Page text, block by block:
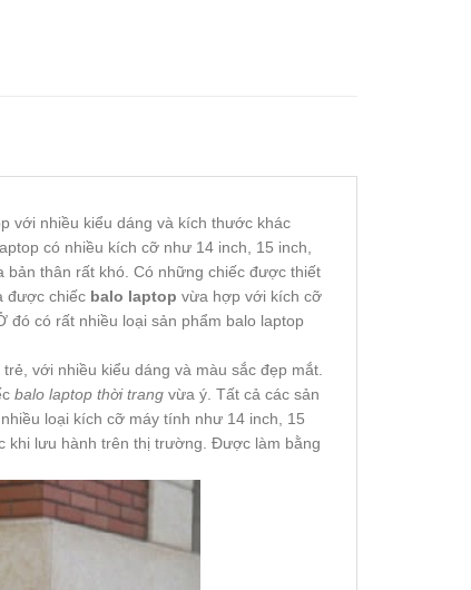
với nhiều kiểu dáng và kích thước khác
có nhiều kích cỡ như 14 inch, 15 inch,
bản thân rất khó. Có những chiếc được thiết
được chiếc balo laptop vừa hợp với kích cỡ
đó có rất nhiều loại sản phẩm balo laptop
với nhiều kiểu dáng và màu sắc đẹp mắt.
balo laptop thời trang vừa ý. Tất cả các sản
loại kích cỡ máy tính như 14 inch, 15
khi lưu hành trên thị trường. Được làm bằng